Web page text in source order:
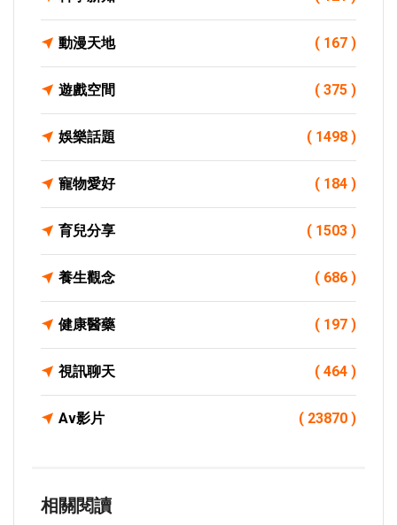
動漫天地 ( 167 )
遊戲空間 ( 375 )
娛樂話題 ( 1498 )
寵物愛好 ( 184 )
育兒分享 ( 1503 )
養生觀念 ( 686 )
健康醫藥 ( 197 )
視訊聊天 ( 464 )
Av影片 ( 23870 )
相關閱讀